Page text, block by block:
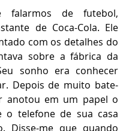
falarmos de futebol,
de Coca-Cola. Ele
com os detalhes do
sobre a fábrica da
sonho era conhecer
Depois de muito bate-
anotou em um papel o
o telefone de sua casa
Disse-me que quando